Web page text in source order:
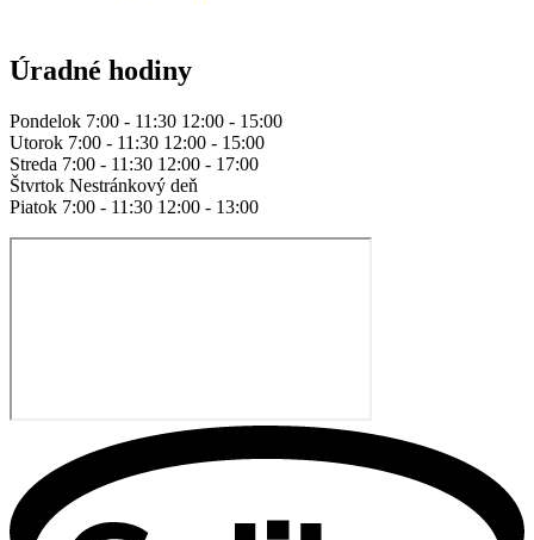
Úradné hodiny
Pondelok 7:00 - 11:30 12:00 - 15:00
Utorok 7:00 - 11:30 12:00 - 15:00
Streda 7:00 - 11:30 12:00 - 17:00
Štvrtok Nestránkový deň
Piatok 7:00 - 11:30 12:00 - 13:00